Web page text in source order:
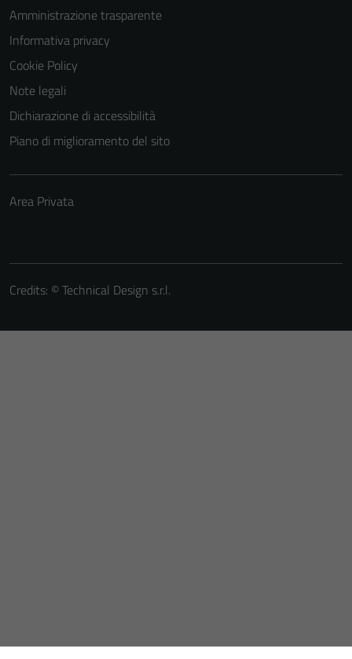
Amministrazione trasparente
Informativa privacy
Cookie Policy
Note legali
Dichiarazione di accessibilità
Piano di miglioramento del sito
Area Privata
Credits: ©Technical Design s.r.l.